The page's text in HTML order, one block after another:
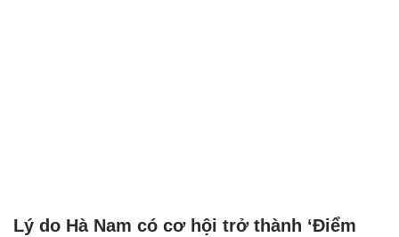
Lý do Hà Nam có cơ hội trở thành ‘Điểm